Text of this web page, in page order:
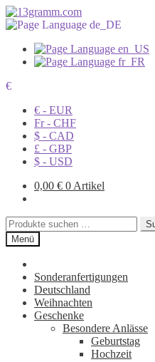
€
€ - EUR
Fr - CHF
$ - CAD
£ - GBP
$ - USD
0,00 € 0 Artikel
Suchen
nach:
Menü
Sonderanfertigungen
Deutschland
Weihnachten
Geschenke
Besondere Anlässe
Geburtstag
Hochzeit